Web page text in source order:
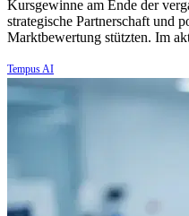
Kursgewinne am Ende der
strategische Partnerschaft und
Marktbewertung stützten. Im
Tempus AI